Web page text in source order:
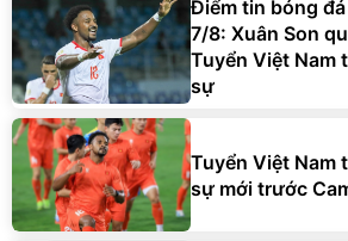
Điểm tin bóng
7/8: Xuân Son
Tuyển Việt Nam
sự
Tuyển Việt Nam
sự mới trước